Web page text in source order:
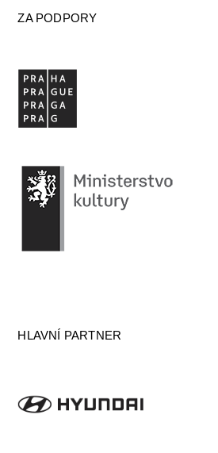
ZA PODPORY
HLAVNÍ PARTNER